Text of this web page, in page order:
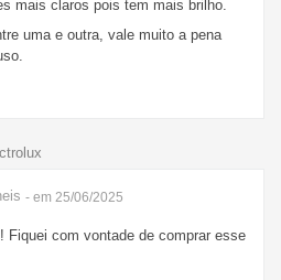
mais claros pois tem mais brilho.
uma e outra, vale muito a pena
- em 25/06/2025
Fiquei com vontade de comprar esse